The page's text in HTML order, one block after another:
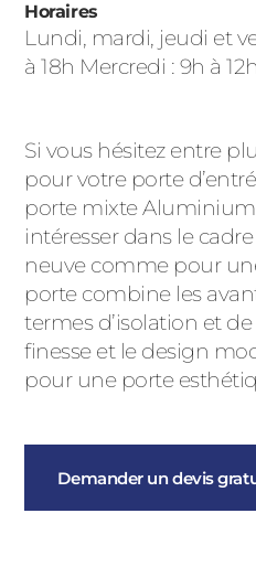
Horaires
Lundi, mardi, jeudi et
à 18h Mercredi : 9h à 12h
Si vous hésitez entre
pour votre porte
porte mixte
intéresser dans le
neuve comme pour
porte combine les
termes d’isolation et
finesse et le design
pour une porte
Demander un devis